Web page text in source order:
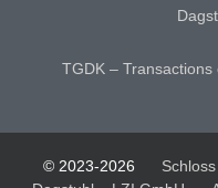
TGDK –
© 2023-2026